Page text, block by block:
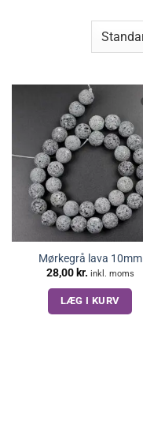
Mørkegrå lava 10mm
28,00 kr. inkl. moms
LÆG I KURV